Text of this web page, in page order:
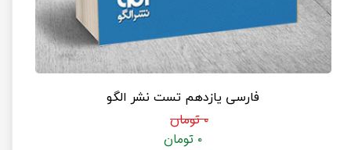
فارسی یازدهم تست نشر الگو
۰ تومان
۰ تومان